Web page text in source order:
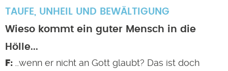
TAUFE, UNHEIL UND BEWÄLTIGUNG
Wieso kommt ein guter Mensch in die
Hölle...
…wenn er nicht an Gott glaubt? Das ist doch